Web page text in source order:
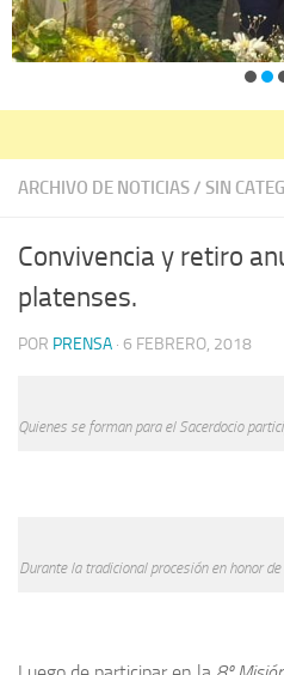
ARCHIVO DE NOTICIAS/ SIN
Convivencia y retiro
platenses.
POR PRENSA · 6 FEBRERO, 2018
Quienes se forman para el Sacerdocio
Durante la tradicional procesión en honor